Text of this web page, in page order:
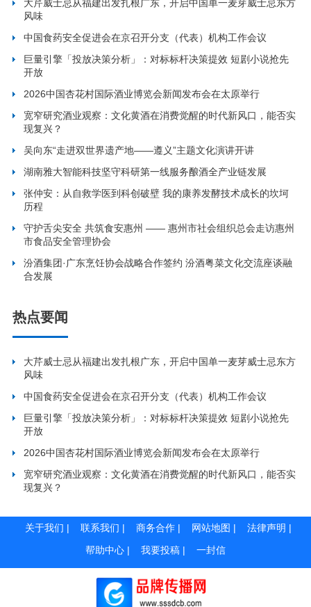
大芹威士忌从福建出发扎根广东，开启中国单一麦芽威士忌东方
风味
中国食药安全促进会在京召开分支（代表）机构工作会议
巨量引擎「投放决策分析」：对标标杆决策提效 短剧小说抢先
开放
2026中国杏花村国际酒业博览会新闻发布会在太原举行
宽窄研究酒业观察：文化黄酒在消费觉醒的时代新风口，能否实
现复兴？
吴向东“走进双世界遗产地——遵义”主题文化演讲开讲
湖南雅大智能科技坚守科研第一线服务酿酒全产业链发展
张仲安：从自救学医到科创破壁 我的康养发酵技术成长的坎坷
历程
守护舌尖安全 共筑食安惠州 —— 惠州市社会组织总会走访惠州
市食品安全管理协会
汾酒集团·广东烹饪协会战略合作签约 汾酒粤菜文化交流座谈融
合发展
热点要闻
大芹威士忌从福建出发扎根广东，开启中国单一麦芽威士忌东方
风味
中国食药安全促进会在京召开分支（代表）机构工作会议
巨量引擎「投放决策分析」：对标标杆决策提效 短剧小说抢先
开放
2026中国杏花村国际酒业博览会新闻发布会在太原举行
宽窄研究酒业观察：文化黄酒在消费觉醒的时代新风口，能否实
现复兴？
关于我们 | 联系我们 | 商务合作 | 网站地图 | 法律声明 |
帮助中心 | 我要投稿 | 一封信